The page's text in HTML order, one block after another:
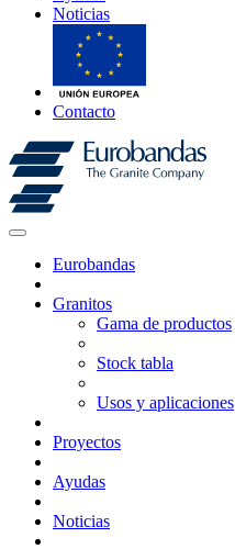
Noticias
Contacto
Eurobandas
Granitos
Gama de productos
Stock tabla
Usos y aplicaciones
Proyectos
Ayudas
Noticias